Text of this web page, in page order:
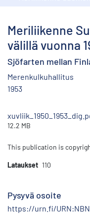
Meriliikenne
välillä vuonna
Sjöfarten mellan
Merenkulkuhallitus
1953
12.2 MB
This publication is
Lataukset 110
Pysyvä osoite
https://urn.fi/